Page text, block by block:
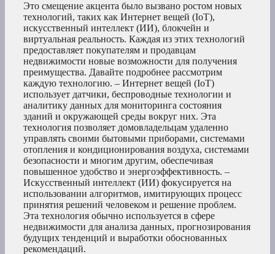
Это смещение акцента было вызвано ростом новых
технологий, таких как Интернет вещей (IoT),
искусственный интеллект (ИИ), блокчейн и
виртуальная реальность. Каждая из этих технологий
предоставляет покупателям и продавцам
недвижимости новые возможности для получения
преимущества. Давайте подробнее рассмотрим
каждую технологию. – Интернет вещей (IoT)
использует датчики, беспроводные технологии и
аналитику данных для мониторинга состояния
зданий и окружающей среды вокруг них. Эта
технология позволяет домовладельцам удаленно
управлять своими бытовыми приборами, системами
отопления и кондиционирования воздуха, системами
безопасности и многим другим, обеспечивая
повышенное удобство и энергоэффективность. –
Искусственный интеллект (ИИ) фокусируется на
использовании алгоритмов, имитирующих процесс
принятия решений человеком и решение проблем.
Эта технология обычно используется в сфере
недвижимости для анализа данных, прогнозирования
будущих тенденций и выработки обоснованных
рекомендаций.